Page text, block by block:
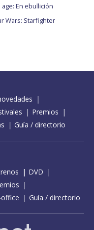
age: En ebullición
Wars: Starfighter
Premios
Guía / directorio
DVD
Guía / directorio